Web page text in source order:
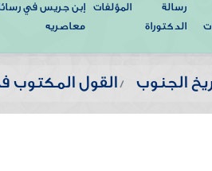
رسالة
الدكتوراة
المؤلفات
إبن جريس في
معاصريه
الجنوب القول المكتوب